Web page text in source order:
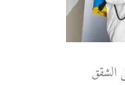
الشقق